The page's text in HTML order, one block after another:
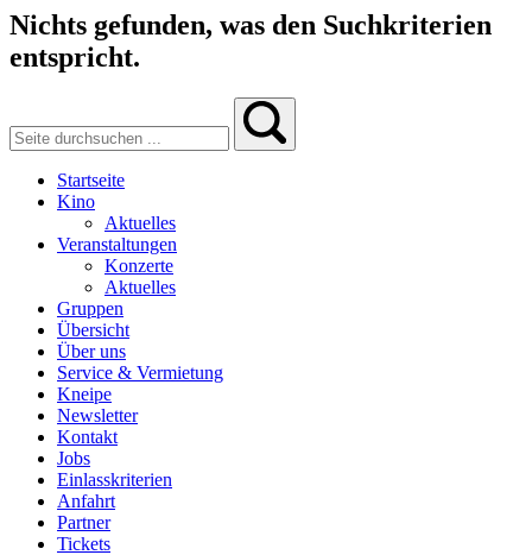
Nichts gefunden, was den Suchkriterien
entspricht.
Startseite
Kino
Aktuelles
Veranstaltungen
Konzerte
Aktuelles
Gruppen
Übersicht
Über uns
Service & Vermietung
Kneipe
Newsletter
Kontakt
Jobs
Einlasskriterien
Anfahrt
Partner
Tickets